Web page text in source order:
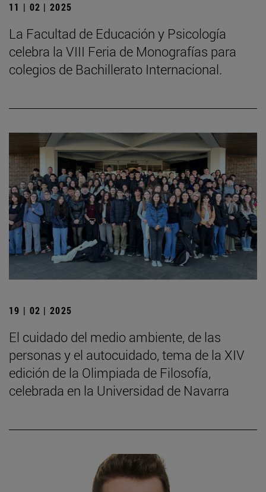
11 | 02 | 2025
La Facultad de Educación y Psicología
celebra la VIII Feria de Monografías para
colegios de Bachillerato Internacional.
19 | 02 | 2025
El cuidado del medio ambiente, de las
personas y el autocuidado, tema de la XIV
edición de la Olimpiada de Filosofía,
celebrada en la Universidad de Navarra